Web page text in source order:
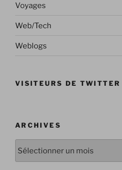
Voyages
Web/Tech
Weblogs
VISITEURS DE TWITTER
ARCHIVES